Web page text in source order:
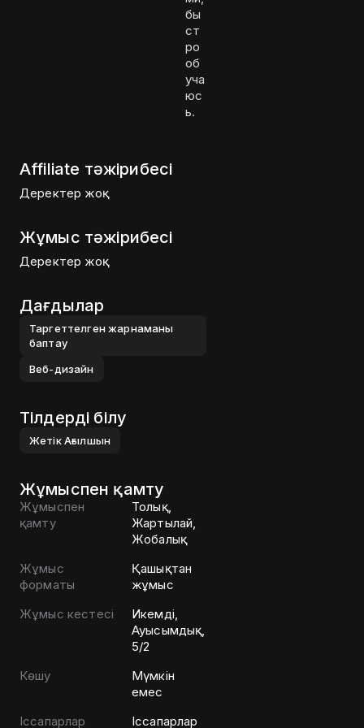
бы
ст
ро
об
уча
юс
ь.
Affiliate тәжірибесі
Деректер жоқ
Жұмыс тәжірибесі
Деректер жоқ
Дағдылар
Таргеттелген жарнаманы
баптау
Веб-дизайн
Тілдерді білу
Жетік Ағылшын
Жұмыспен қамту
Жұмыспен
қамту
Толық,
Жартылай,
Жобалық
Жұмыс
форматы
Қашықтан
жұмыс
Жұмыс кестесі
Икемді,
Ауысымдық,
5/2
Көшу
Мүмкін
емес
Іссапарлар
Іссапарлар